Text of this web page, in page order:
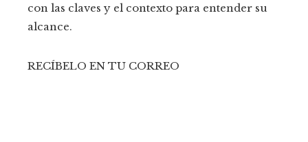
con las claves y el contexto para entender su
alcance.
RECÍBELO EN TU CORREO